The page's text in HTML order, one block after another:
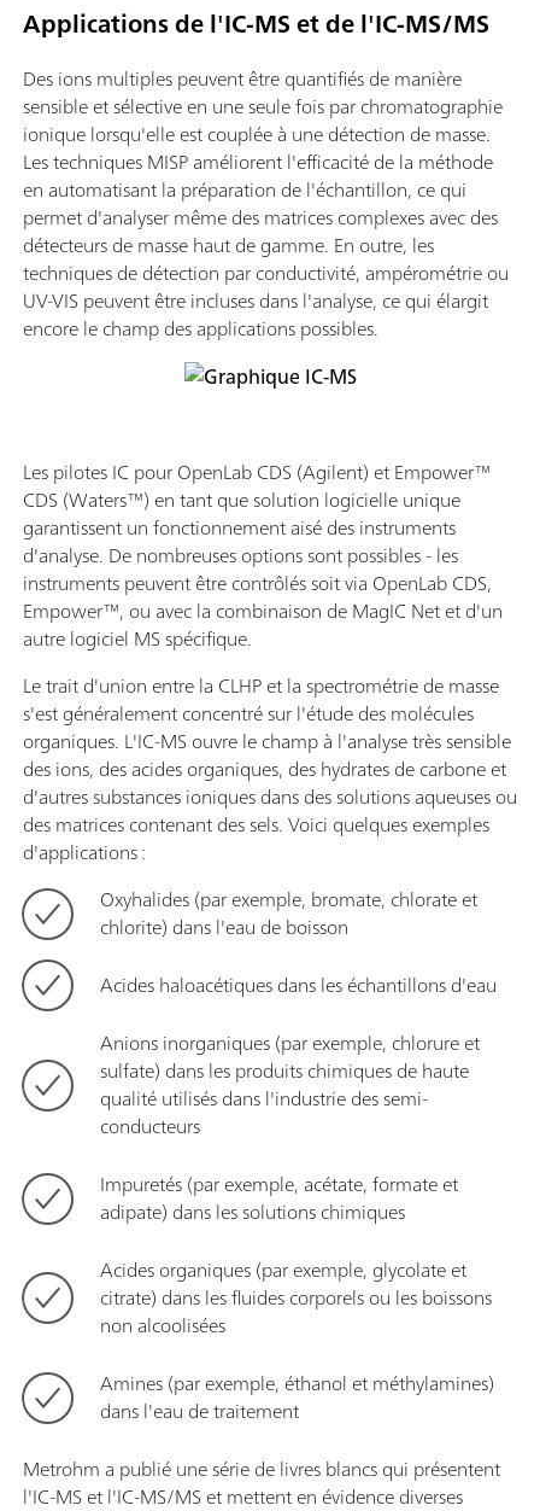
Applications de l'IC-MS et de l'IC-MS/MS
Des ions multiples peuvent être quantifiés de manière
sensible et sélective en une seule fois par chromatographie
ionique lorsqu'elle est couplée à une détection de masse.
Les techniques MISP améliorent l'efficacité de la méthode
en automatisant la préparation de l'échantillon, ce qui
permet d'analyser même des matrices complexes avec des
détecteurs de masse haut de gamme. En outre, les
techniques de détection par conductivité, ampérométrie ou
UV-VIS peuvent être incluses dans l'analyse, ce qui élargit
encore le champ des applications possibles.
Les pilotes IC pour OpenLab CDS (Agilent) et Empower™
CDS (Waters™) en tant que solution logicielle unique
garantissent un fonctionnement aisé des instruments
d'analyse. De nombreuses options sont possibles - les
instruments peuvent être contrôlés soit via OpenLab CDS,
Empower™, ou avec la combinaison de MagIC Net et d'un
autre logiciel MS spécifique.
Le trait d'union entre la CLHP et la spectrométrie de masse
s'est généralement concentré sur l'étude des molécules
organiques. L'IC-MS ouvre le champ à l'analyse très sensible
des ions, des acides organiques, des hydrates de carbone et
d'autres substances ioniques dans des solutions aqueuses ou
des matrices contenant des sels. Voici quelques exemples
d'applications :
Oxyhalides (par exemple, bromate, chlorate et
chlorite) dans l'eau de boisson
Acides haloacétiques dans les échantillons d'eau
Anions inorganiques (par exemple, chlorure et
sulfate) dans les produits chimiques de haute
qualité utilisés dans l'industrie des semi-
conducteurs
Impuretés (par exemple, acétate, formate et
adipate) dans les solutions chimiques
Acides organiques (par exemple, glycolate et
citrate) dans les fluides corporels ou les boissons
non alcoolisées
Amines (par exemple, éthanol et méthylamines)
dans l'eau de traitement
Metrohm a publié une série de livres blancs qui présentent
l'IC-MS et l'IC-MS/MS et mettent en évidence diverses